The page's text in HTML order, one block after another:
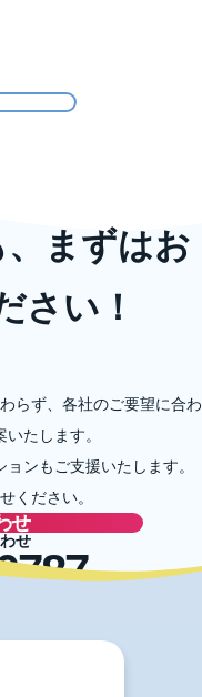
まずはお
さい！
らず、各社のご要望に合わ
たします。
ンもご支援いたします。
ください。
せ
せ